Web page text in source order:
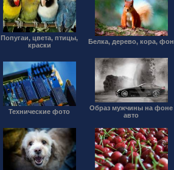
Попугаи, цвета, птицы,
краски
Белка, дерево, кора, фон
Технические фото
Образ мужчины на фоне
авто